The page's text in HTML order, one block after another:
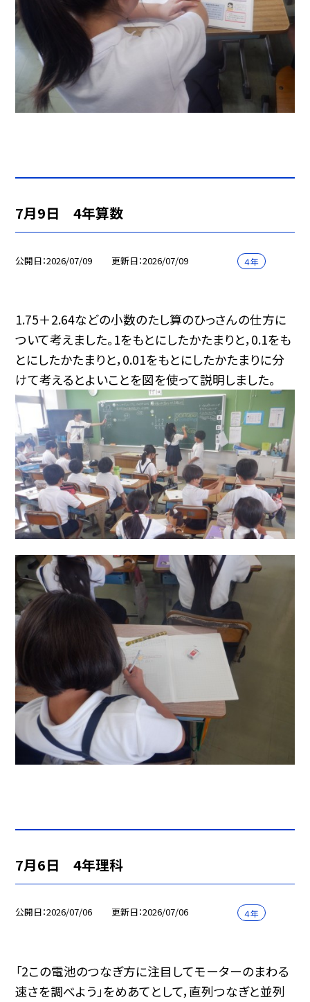
7月9日 4年算数
公開日 2026/07/09 更新日 2026/07/09 ４年
1.75＋2.64などの小数のたし算のひっさんの仕方に
ついて考えました。1をもとにしたかたまりと，0.1をも
とにしたかたまりと，0.01をもとにしたかたまりに分
けて考えるとよいことを図を使って説明しました。
7月6日 4年理科
公開日 2026/07/06 更新日 2026/07/06 ４年
「2この電池のつなぎ方に注目してモーターのまわる
速さを調べよう」をめあてとして，直列つなぎと並列